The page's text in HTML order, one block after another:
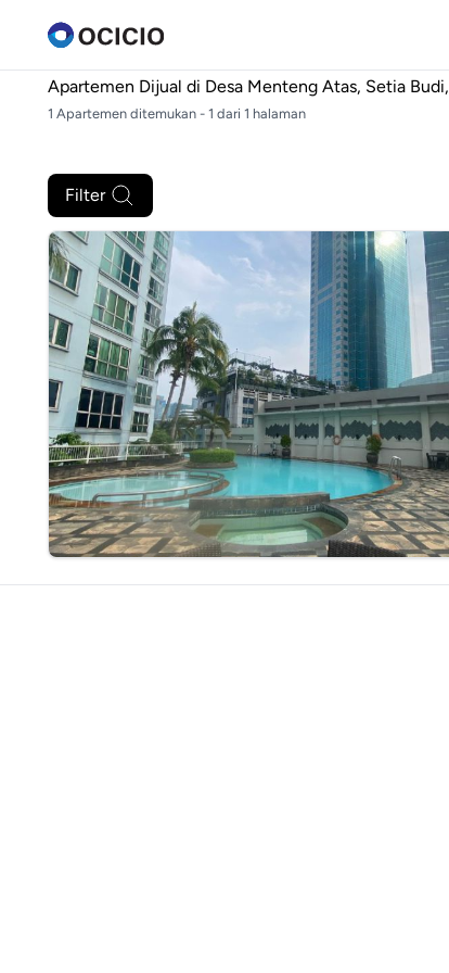
Apartemen Dijual di Desa Menteng Atas, Setia
1 Apartemen ditemukan - 1 dari 1 halaman
Filter